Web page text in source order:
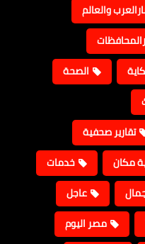
والعالم
الصحة
تقارير صحفية
مكان
خدمات
عاجل
مصر اليوم